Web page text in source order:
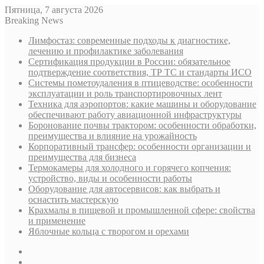
Пятница, 7 августа 2026
Breaking News
Лимфостаз: современные подходы к диагностике,
лечению и профилактике заболевания
Сертификация продукции в России: обязательное
подтверждение соответствия, ТР ТС и стандарты ИСО
Системы пометоудаления в птицеводстве: особенности
эксплуатации и роль транспортировочных лент
Техника для аэропортов: какие машины и оборудование
обеспечивают работу авиационной инфраструктуры
Боронование почвы трактором: особенности обработки,
преимущества и влияние на урожайность
Корпоративный трансфер: особенности организации и
преимущества для бизнеса
Термокамеры для холодного и горячего копчения:
устройство, виды и особенности работы
Оборудование для автосервисов: как выбрать и
оснастить мастерскую
Крахмалы в пищевой и промышленной сфере: свойства
и применение
Яблочные кольца с творогом и орехами